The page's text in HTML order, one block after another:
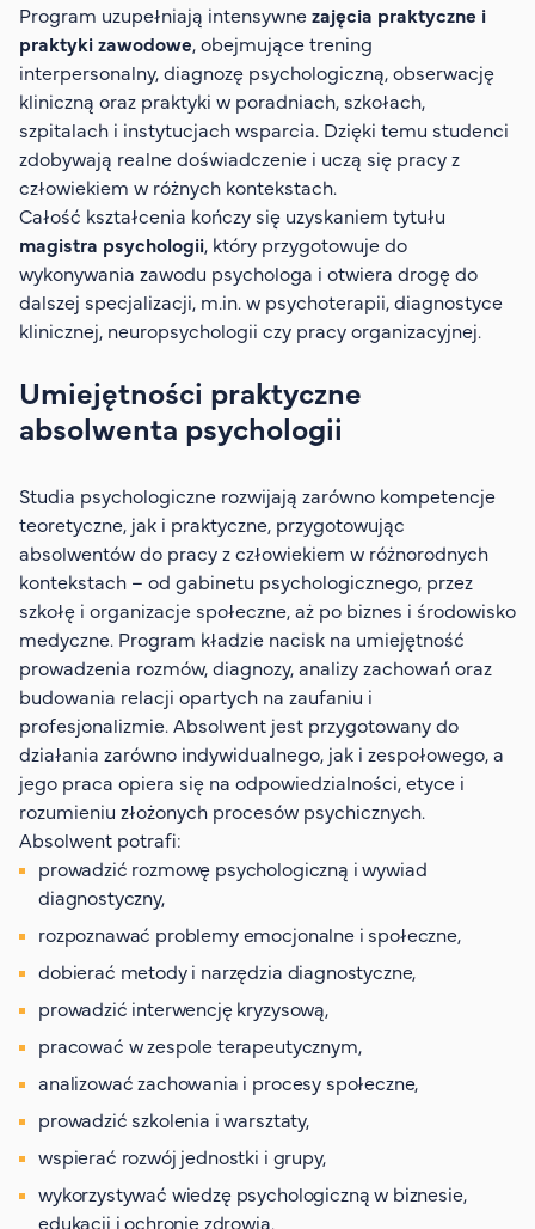
Program uzupełniają intensywnezajęcia praktyczne i
praktyki zawodowe, obejmujące trening
interpersonalny, diagnozę psychologiczną, obserwację
kliniczną oraz praktyki w poradniach, szkołach,
szpitalach i instytucjach wsparcia. Dzięki temu studenci
zdobywają realne doświadczenie i uczą się pracy z
człowiekiem w różnych kontekstach.
Całość kształcenia kończy się uzyskaniem tytułu
magistra psychologii, który przygotowuje do
wykonywania zawodu psychologa i otwiera drogę do
dalszej specjalizacji, m.in. w psychoterapii, diagnostyce
klinicznej, neuropsychologii czy pracy organizacyjnej.
Umiejętności praktyczne
absolwenta psychologii
Studia psychologiczne rozwijają zarówno kompetencje
teoretyczne, jak i praktyczne, przygotowując
absolwentów do pracy z człowiekiem w różnorodnych
kontekstach – od gabinetu psychologicznego, przez
szkołę i organizacje społeczne, aż po biznes i środowisko
medyczne. Program kładzie nacisk na umiejętność
prowadzenia rozmów, diagnozy, analizy zachowań oraz
budowania relacji opartych na zaufaniu i
profesjonalizmie. Absolwent jest przygotowany do
działania zarówno indywidualnego, jak i zespołowego, a
jego praca opiera się na odpowiedzialności, etyce i
rozumieniu złożonych procesów psychicznych.
Absolwent potrafi:
prowadzić rozmowę psychologiczną i wywiad
diagnostyczny,
rozpoznawać problemy emocjonalne i społeczne,
dobierać metody i narzędzia diagnostyczne,
prowadzić interwencję kryzysową,
pracować w zespole terapeutycznym,
analizować zachowania i procesy społeczne,
prowadzić szkolenia i warsztaty,
wspierać rozwój jednostki i grupy,
wykorzystywać wiedzę psychologiczną w biznesie,
edukacji i ochronie zdrowia.